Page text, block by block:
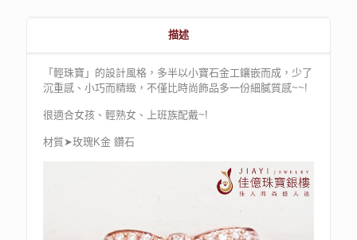
描述
「輕珠寶」的設計風格，多半以小寶石金工鑲嵌而成，少了
沉重感、小巧而精緻，不僅比時尚飾品多一份細膩質感~~!
很適合女孩、輕熟女、上班族配戴~!
材質➤玫瑰K金 鑽石